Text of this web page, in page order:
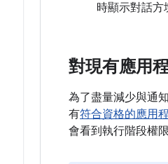
時顯示對話方
對現有應用
為了盡量減少與通
有符合資格的應用
會看到執行階段權限